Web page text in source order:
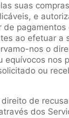
suas
e
de pagamentos
ao efetuar a
nos o
equívocos nos
ou
de
dos